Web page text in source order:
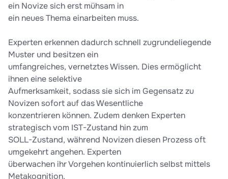
ein Novize sich erst mühsam in
ein neues Thema einarbeiten muss.
Experten erkennen dadurch schnell zugrundeliegende
Muster und besitzen ein
umfangreiches, vernetztes Wissen. Dies ermöglicht
ihnen eine selektive
Aufmerksamkeit, sodass sie sich im Gegensatz zu
Novizen sofort auf das Wesentliche
konzentrieren können. Zudem denken Experten
strategisch vom IST-Zustand hin zum
SOLL-Zustand, während Novizen diesen Prozess oft
umgekehrt angehen. Experten
überwachen ihr Vorgehen kontinuierlich selbst mittels
Metakognition.